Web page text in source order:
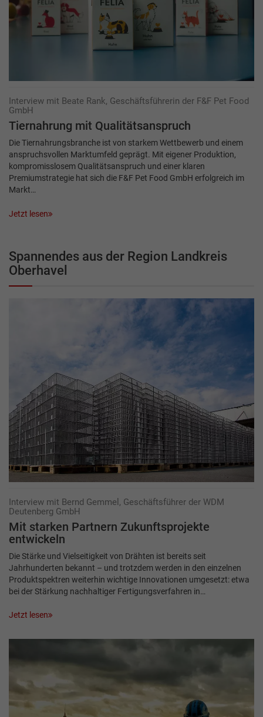
Interview mit Beate Rank, Geschäftsführerin der F&F Pet Food
GmbH
Tiernahrung mit Qualitätsanspruch
Die Tiernahrungsbranche ist von starkem Wettbewerb und einem
anspruchsvollen Markt­umfeld geprägt. Mit eigener Produktion,
kompromisslosem Qualitätsanspruch und einer klaren
Premiumstrategie hat sich die F&F Pet Food GmbH erfolgreich im
Markt…
Jetzt lesen
Spannendes aus der Region Landkreis
Oberhavel
Interview mit Bernd Gemmel, Geschäftsführer der WDM
Deutenberg GmbH
Mit starken Partnern Zukunftsprojekte
entwickeln
Die Stärke und Vielseitigkeit von Drähten ist bereits seit
Jahrhunderten bekannt – und trotzdem werden in den einzelnen
Produktspektren weiterhin wichtige Innovationen umgesetzt: etwa
bei der Stärkung nachhaltiger Fertigungsverfahren in…
Jetzt lesen